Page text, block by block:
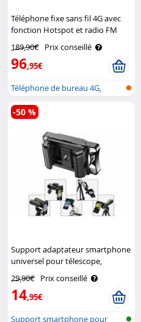
Téléphone fixe sans fil 4G avec
fonction Hotspot et radio FM
Communications
189,90€ Prix conseillé
96,95€
Téléphone de bureau 4G,
touche SOS ..
Support adaptateur smartphone
universel pour télescope,
jumelles et microscope Callstel
29,90€ Prix conseillé
14,95€
-50 %
Support smartphone pour